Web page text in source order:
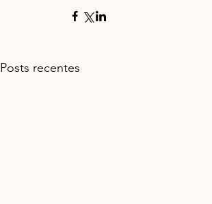
Posts recentes